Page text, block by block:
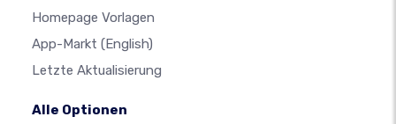
Homepage Vorlagen
App-Markt (English)
Letzte Aktualisierung
Alle Optionen